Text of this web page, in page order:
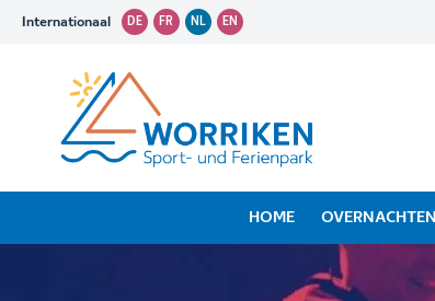
Internationaal DE FR NL EN
HOME OVERNACHTEN